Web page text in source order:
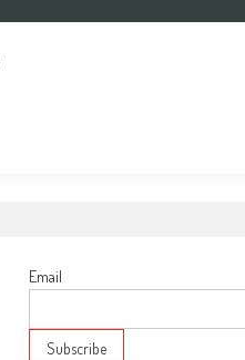
Email